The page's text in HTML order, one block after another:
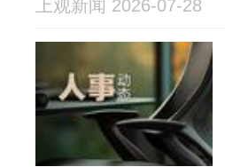
上观新闻 2026-07-28